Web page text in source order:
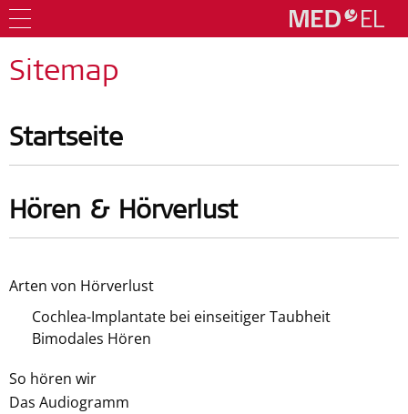
Sitemap
Startseite
Hören & Hörverlust
Arten von Hörverlust
Cochlea-Implantate bei einseitiger Taubheit
Bimodales Hören
So hören wir
Das Audiogramm